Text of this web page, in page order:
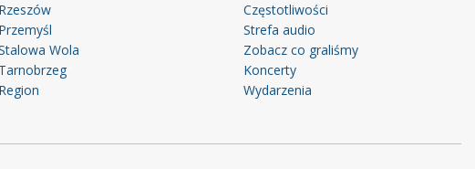
Rzeszów
Przemyśl
Wola
Tarnobrzeg
Region
Częstotliwości
Strefa audio
Zobacz co graliśmy
Koncerty
Wydarzenia